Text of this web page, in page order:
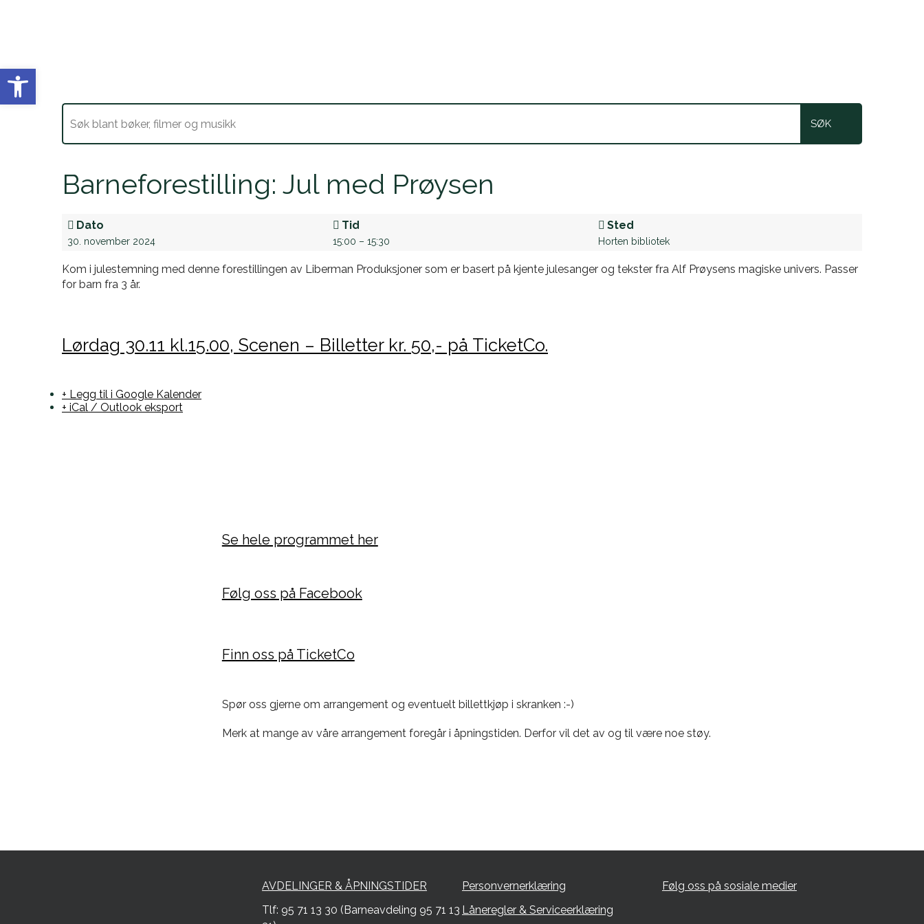
Barneforestilling: Jul med Prøysen
Dato
30. november 2024
Tid
15:00 – 15:30
Sted
Horten bibliotek
Kom i julestemning med denne forestillingen av Liberman Produksjoner som er basert på kjente julesanger og tekster fra Alf Prøysens magiske univers. Passer
for barn fra 3 år.
Lørdag 30.11 kl.15.00, Scenen – Billetter kr. 50,- på TicketCo.
+ Legg til i Google Kalender
+ iCal / Outlook eksport
Se hele programmet her
Følg oss på Facebook
Finn oss på TicketCo
Spør oss gjerne om arrangement og eventuelt billettkjøp i skranken :-)
Merk at mange av våre arrangement foregår i åpningstiden. Derfor vil det av og til være noe støy.
AVDELINGER & ÅPNINGSTIDER
Tlf: 95 71 13 30 (Barneavdeling 95 71 13
Personvernerklæring
Låneregler & Serviceerklæring
Følg oss på sosiale medier
Vis verktøylinjen